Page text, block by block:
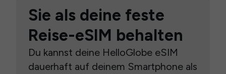
Sie als deine feste
Reise-eSIM behalten
Du kannst deine HelloGlobe eSIM
dauerhaft auf deinem Smartphone als